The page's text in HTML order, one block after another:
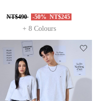
NT$490 -50% NT$245
+ 8 Colours